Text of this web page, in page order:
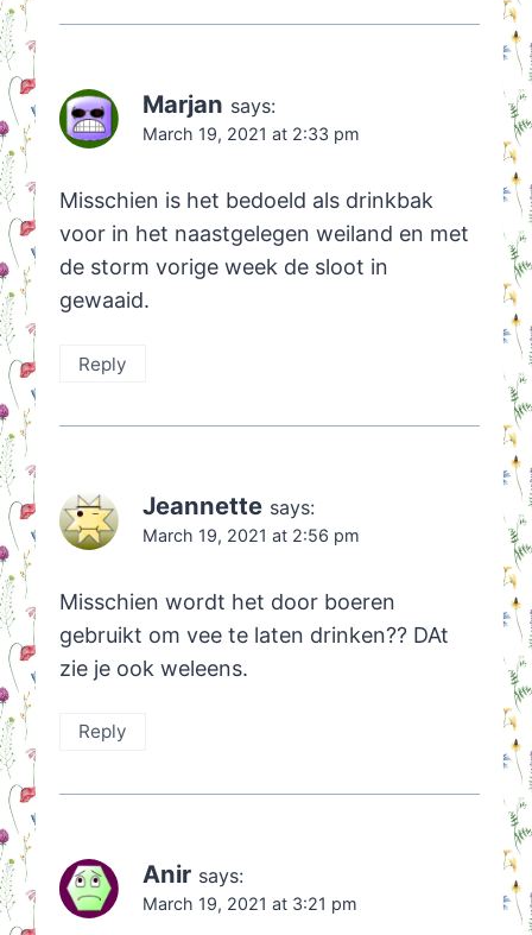
Marjan says:
March 19, 2021 at 2:33 pm
Misschien is het bedoeld als drinkbak
voor in het naastgelegen weiland en met
de storm vorige week de sloot in
gewaaid.
Reply
Jeannette says:
March 19, 2021 at 2:56 pm
Misschien wordt het door boeren
gebruikt om vee te laten drinken?? DAt
zie je ook weleens.
Reply
Anir says:
March 19, 2021 at 3:21 pm